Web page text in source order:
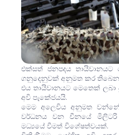
එක්සත් ජනපදය
ගනුදෙනුවක් අනුමත කර
එය තායිවානයට මෙතෙක්
අවි පැකේජයයි.
මෙම අලෙවිය අනුමත
වර්ධනය වන චීනයේ
මධ්‍යයේ වීමත් විශේෂත්වයක්.